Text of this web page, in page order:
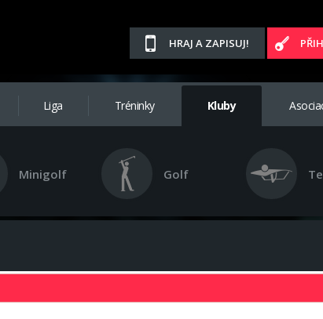
HRAJ A ZAPISUJ!
Liga Tréninky Kluby
Minigolf Golf